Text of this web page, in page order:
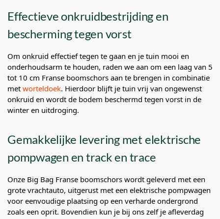
Effectieve onkruidbestrijding en
bescherming tegen vorst
Om onkruid effectief tegen te gaan en je tuin mooi en
onderhoudsarm te houden, raden we aan om een laag van 5
tot 10 cm Franse boomschors aan te brengen in combinatie
met worteldoek. Hierdoor blijft je tuin vrij van ongewenst
onkruid en wordt de bodem beschermd tegen vorst in de
winter en uitdroging.
Gemakkelijke levering met elektrische
pompwagen en track en trace
Onze Big Bag Franse boomschors wordt geleverd met een
grote vrachtauto, uitgerust met een elektrische pompwagen
voor eenvoudige plaatsing op een verharde ondergrond
zoals een oprit. Bovendien kun je bij ons zelf je afleverdag